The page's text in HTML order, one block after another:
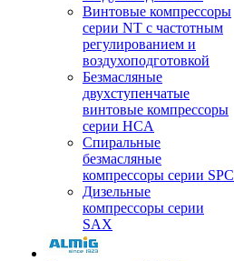
Винтовые компрессоры
серии NT с частотным
регулированием и
воздухоподготовкой
Безмасляные
двухступенчатые
винтовые компрессоры
серии HCA
Спиральные
безмасляные
компрессоры серии SPC
Дизельные
компрессоры серии
SAX